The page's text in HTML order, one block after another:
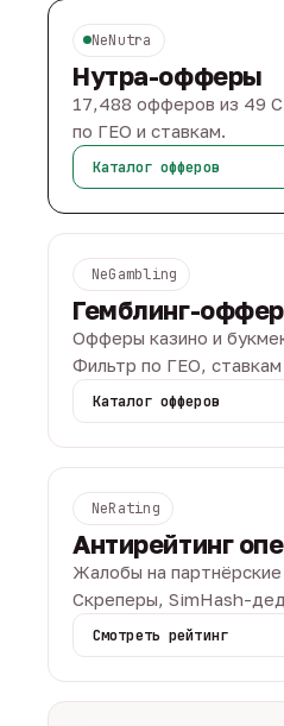
NeNutra
Нутра-офферы
17,488 офферов из 49
по ГЕО и ставкам.
Каталог офферов
NeGambling
Гемблинг-
Офферы казино и
Фильтр по ГЕО,
Каталог офферов
NeRating
Антирейтинг
Жалобы на
Скреперы, SimHash-
Смотреть рейтинг